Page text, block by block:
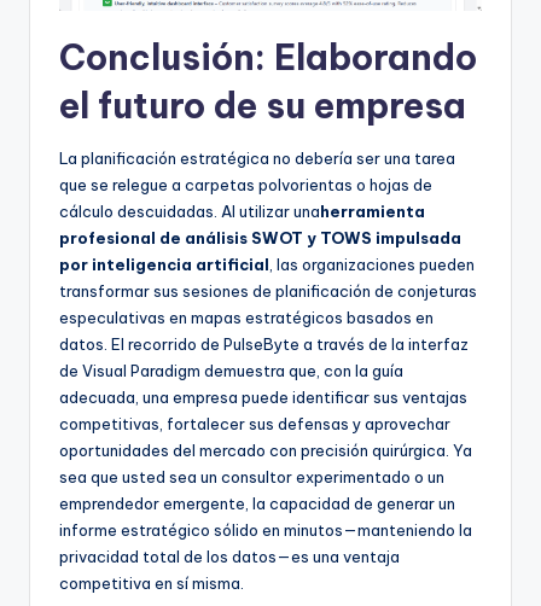
Conclusión: Elaborando
el futuro de su empresa
La planificación estratégica no debería ser una tarea
que se relegue a carpetas polvorientas o hojas de
cálculo descuidadas. Al utilizar unaherramienta
profesional de análisis SWOT y TOWS impulsada
por inteligencia artificial , las organizaciones pueden
transformar sus sesiones de planificación de conjeturas
especulativas en mapas estratégicos basados en
datos. El recorrido de PulseByte a través de la interfaz
de Visual Paradigm demuestra que, con la guía
adecuada, una empresa puede identificar sus ventajas
competitivas, fortalecer sus defensas y aprovechar
oportunidades del mercado con precisión quirúrgica. Ya
sea que usted sea un consultor experimentado o un
emprendedor emergente, la capacidad de generar un
informe estratégico sólido en minutos—manteniendo la
privacidad total de los datos—es una ventaja
competitiva en sí misma.